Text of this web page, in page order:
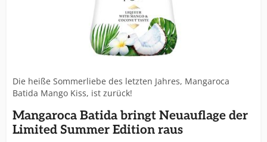
Die heiße Sommerliebe des letzten Jahres, Mangaroca
Batida Mango Kiss, ist zurück!
Mangaroca Batida bringt Neuauflage der
Limited Summer Edition raus